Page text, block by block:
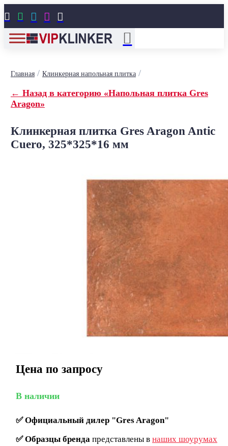
    
Главная/ Клинкерная напольная плитка/
← Назад в категорию «Напольная плитка Gres
Aragon»
Клинкерная плитка Gres Aragon Antic
Cuero, 325*325*16 мм
Цена по запросу
В наличии
✅Официальный дилер "Gres Aragon"
✅Образцы брендапредставлены в наших шоурумах